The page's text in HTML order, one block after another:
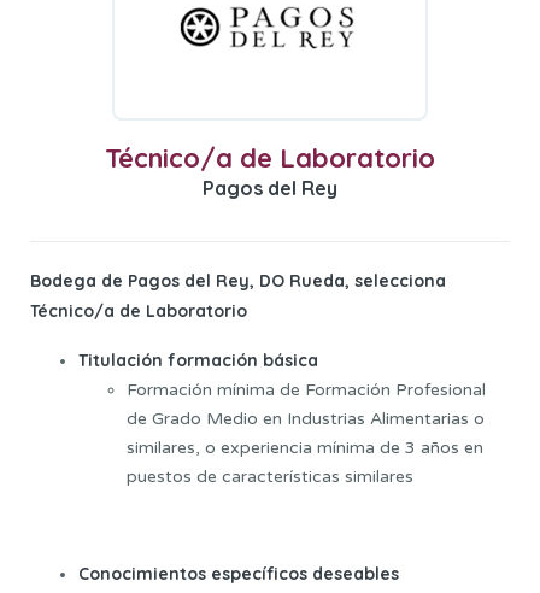
Técnico/a de Laboratorio
Pagos del Rey
Bodega de Pagos del Rey, DO Rueda, selecciona
Técnico/a de Laboratorio
Titulación formación básica
Formación mínima de Formación Profesional
de Grado Medio en Industrias Alimentarias o
similares, o experiencia mínima de 3 años en
puestos de características similares
Conocimientos específicos deseables